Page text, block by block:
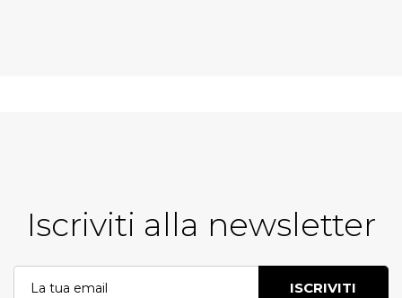
Iscriviti alla newsletter
ISCRIVITI